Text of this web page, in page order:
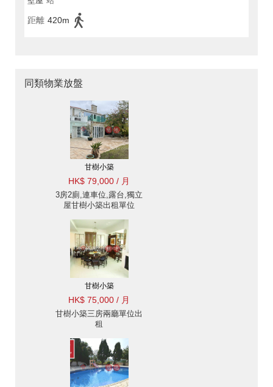
距離 420m
同類物業放盤
甘樹小築
HK$ 79,000 / 月
3房2廁,連車位,露台,獨立
屋甘樹小築出租單位
甘樹小築
HK$ 75,000 / 月
甘樹小築三房兩廳單位出
租